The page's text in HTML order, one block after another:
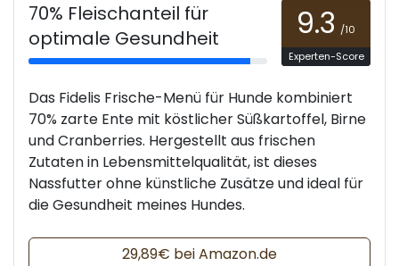
70% Fleischanteil für
optimale Gesundheit
9.3 /10
Experten-Score
Das Fidelis Frische-Menü für Hunde kombiniert
70% zarte Ente mit köstlicher Süßkartoffel, Birne
und Cranberries. Hergestellt aus frischen
Zutaten in Lebensmittelqualität, ist dieses
Nassfutter ohne künstliche Zusätze und ideal für
die Gesundheit meines Hundes.
29,89€ bei Amazon.de